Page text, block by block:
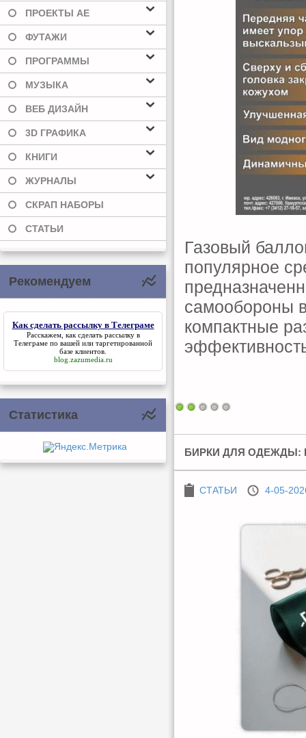
ПРОЕКТЫ AE
ФУТАЖИ
ПРОГРАММЫ
МУЗЫКА
ВЕБ ДИЗАЙН
3D ГРАФИКА
КНИГИ
ЖУРНАЛЫ
СКРАП НАБОРЫ
СТАТЬИ
Рекомендуем
Как сделать рассылку в Телеграме
Расскажем, как сделать рассылку в
Телеграме по вашей или таргетированной
базе клиентов.
blog.zazumedia.ru
Статистика
Газовый
популярное
самообороны
компактные
БИРКИ ДЛЯ ОДЕЖДЫ:
СТАТЬИ 4-05-